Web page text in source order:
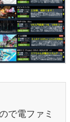
で電ファミ